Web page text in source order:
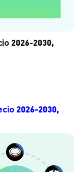
2026-2030,
2026-2030,